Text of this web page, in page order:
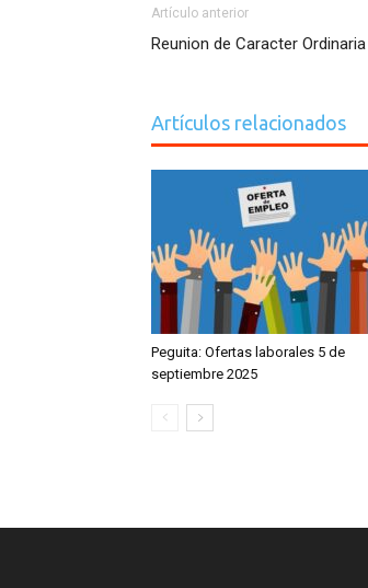
Artículo anterior
Reunion de Caracter Ordinaria
Artículos relacionados
Peguita: Ofertas laborales 5 de
septiembre 2025